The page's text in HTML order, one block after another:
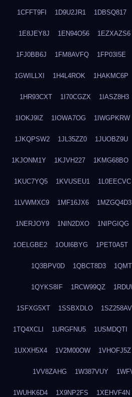
1CFFT9FI 1D9U2JR1 1DBSQ817
1E8JEY8J 1EN94O56 1EZXAZS6
1FJ0BB6J 1FM8AVFQ 1FP03I5E
1GWILLXI 1H4L4ROK 1HAKMC6P
1HR93CXT 1I70CGZX 1IASZ8H3
1IOKJ9IZ 1IOWA7OG 1IWGPKRW
1JKQPSW2 1JL35ZZ0 1JUOBZ9U
1KJONM1Y 1KJVH227 1KMG68BO
1KUC7YQ5 1KVUSEU1 1L0EECVC
1LVWMXC9 1MF16JX6 1MZGQ4D3
1NERJOY9 1NIN2DXO 1NIPGIQG
1OELGBE2 1OUI6BYG 1PET0A5T
1Q3BPV0D 1QBCT8D3
1QYKS8IF 1RCW99QZ
1SFXG5XT 1SSBXDLO 1SZ258AV
1TQ4XCLI 1URGFNU5 1USMDQTI
1UXXH5X4 1V2M00OW 1VHOFJ5Z
1VV8ZAHG 1W387VUY
1WUHK6D4 1X9NP2FS 1XEHVF4N